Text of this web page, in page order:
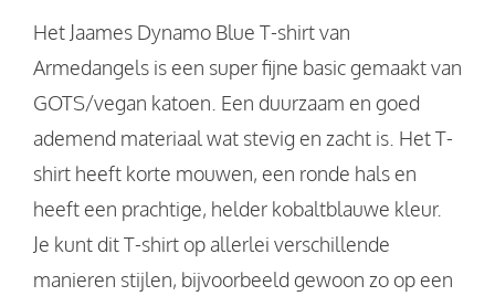
Het Jaames Dynamo Blue T-shirt van
Armedangels is een super fijne basic gemaakt van
GOTS/vegan katoen. Een duurzaam en goed
ademend materiaal wat stevig en zacht is. Het T-
shirt heeft korte mouwen, een ronde hals en
heeft een prachtige, helder kobaltblauwe kleur.
Je kunt dit T-shirt op allerlei verschillende
manieren stijlen, bijvoorbeeld gewoon zo op een